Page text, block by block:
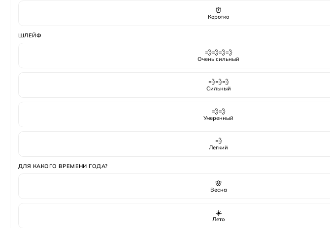
⏰
Коротко
ШЛЕЙФ
💨💨💨💨
Очень сильный
💨💨💨
Сильный
💨💨
Умеренный
💨
Легкий
ДЛЯ КАКОГО ВРЕМЕНИ ГОДА?
🌸
Весна
☀️
Лето